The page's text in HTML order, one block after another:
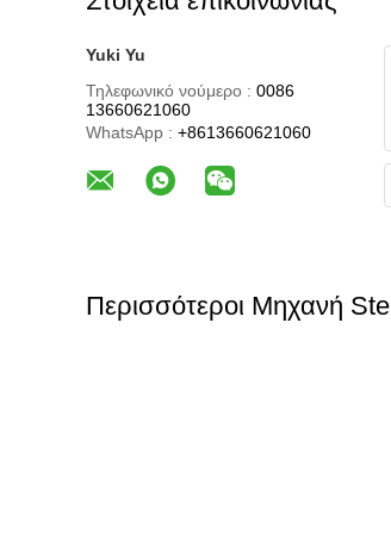
Yuki Yu
Τηλεφωνικό νούμερο : 0086
13660621060
WhatsApp : +8613660621060
Περισσότεροι Μηχανή